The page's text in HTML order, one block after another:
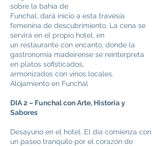
sobre la bahía de
Funchal, dará inicio a esta travesía
femenina de descubrimiento. La cena se
servirá en el propio hotel, en
un restaurante con encanto, donde la
gastronomía madeirense se reinterpreta
en platos sofisticados,
armonizados con vinos locales.
Alojamiento en Funchal
DIA 2 – Funchal con Arte, Historia y
Sabores
Desayuno en el hotel. El día comienza con
un paseo tranquilo por el corazón de